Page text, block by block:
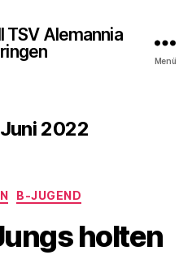
TSV Alemannia
Menü
Juni 2022
Kategorien
B-JUGEND
holten